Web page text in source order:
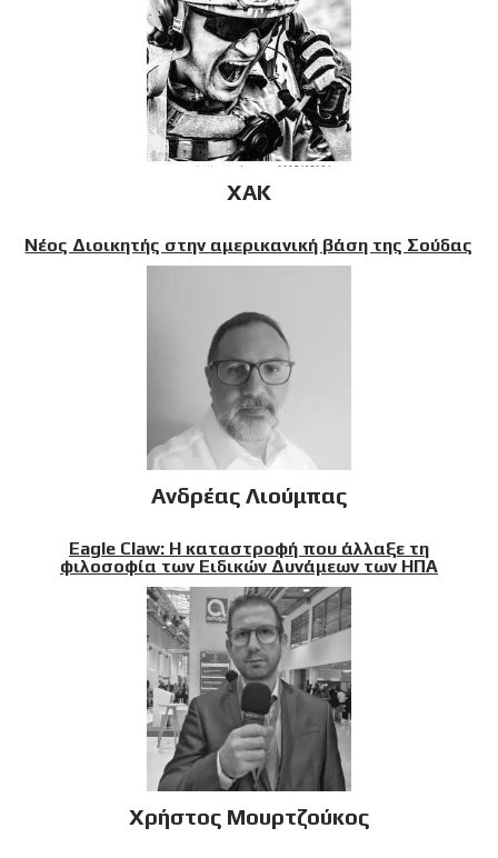
XAK
Νέος Διοικητής στην αμερικανική βάση της Σούδας
Ανδρέας Λιούμπας
Eagle Claw: Η καταστροφή που άλλαξε τη
φιλοσοφία των Ειδικών Δυνάμεων των ΗΠΑ
Χρήστος Μουρτζούκος